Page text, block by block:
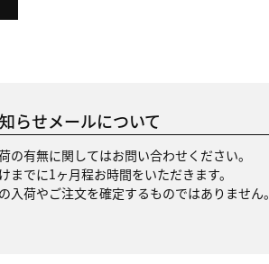
らせメールについて
の有無に関してはお問い合わせください。
までに1ヶ月程お時間をいただきます。
入荷やご注文を確定するものではありません。